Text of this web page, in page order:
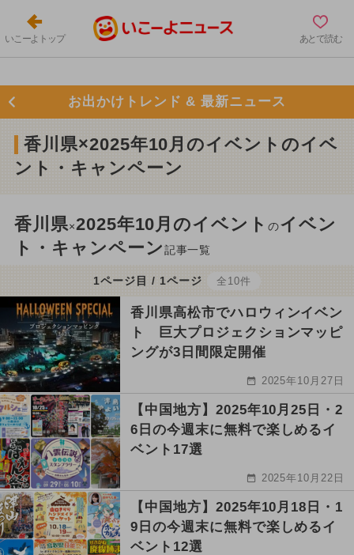
いこーよトップ あとで読む
お出かけトレンド & 最新ニュース
香川県×2025年10月のイベントのイベ
ント・キャンペーン
香川県×2025年10月のイベントのイベン
ト・キャンペーン記事一覧
1ページ目 / 1ページ 全10件
香川県高松市でハロウィンイベン
ト 巨大プロジェクションマッピ
ングが3日間限定開催
2025年10月27日
【中国地方】2025年10月25日・2
6日の今週末に無料で楽しめるイ
ベント17選
2025年10月22日
【中国地方】2025年10月18日・1
9日の今週末に無料で楽しめるイ
ベント12選